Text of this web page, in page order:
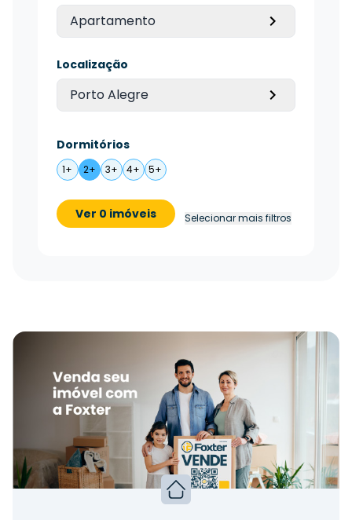
Apartamento
Localização
Porto Alegre
Dormitórios
1+ 2+ 3+ 4+ 5+
Ver 0 imóveis Selecionar mais filtros